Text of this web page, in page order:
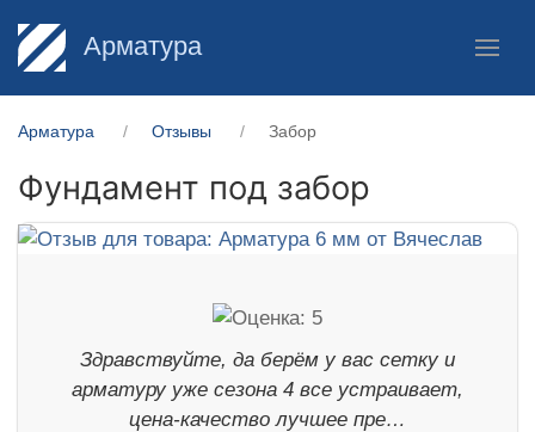
Арматура
Арматура Отзывы Забор
Фундамент под забор
Здравствуйте, да берём у вас сетку и
арматуру уже сезона 4 все устраивает,
цена-качество лучшее пре…